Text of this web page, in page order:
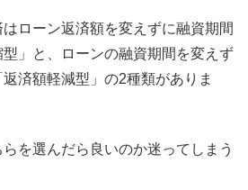
ローン返済額を変えずに融資期間
」と、ローンの融資期間を変えず
済額軽減型」の2種類がありま
らを選んだら良いのか迷ってしまう